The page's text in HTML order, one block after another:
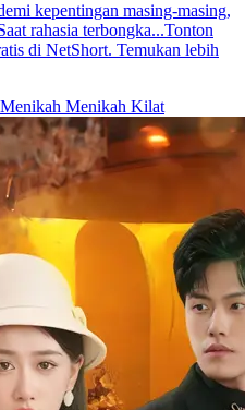
kepentingan masing-masing,
rahasia terbongka...Tonton
di NetShort. Temukan lebih
Menikah Kilat